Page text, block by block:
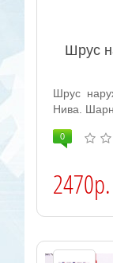
Шрус
Шрус
Нива.
0
2470р.